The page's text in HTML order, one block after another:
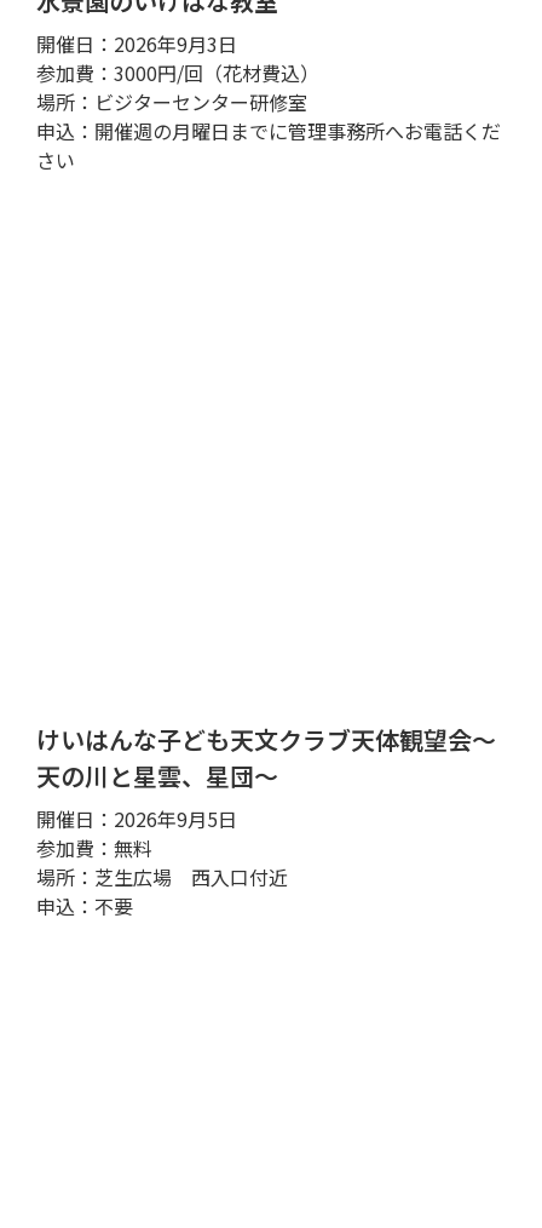
開催日：2026年9月3日
参加費：3000円/回（花材費込）
場所：ビジターセンター研修室
申込：開催週の月曜日までに管理事務所へお電話くだ
さい
けいはんな子ども天文クラブ天体観望会～
天の川と星雲、星団～
開催日：2026年9月5日
参加費：無料
場所：芝生広場 西入口付近
申込：不要